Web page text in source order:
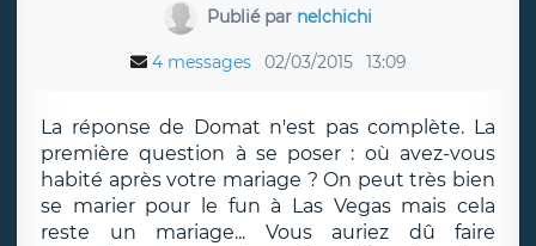
Publié par nelchichi
4 messages 02/03/2015 13:09
La réponse de Domat n'est pas complète. La
première question à se poser : où avez-vous
habité après votre mariage ? On peut très bien
se marier pour le fun à Las Vegas mais cela
reste un mariage... Vous auriez dû faire